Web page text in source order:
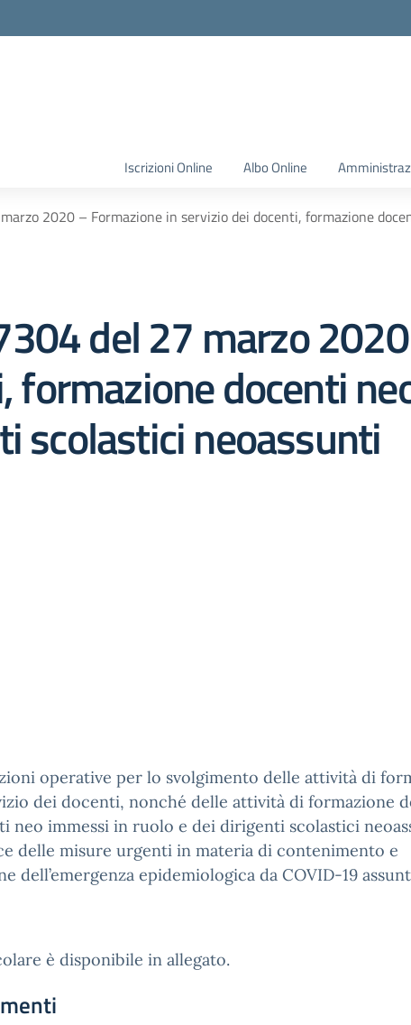
Iscrizioni Online Albo Online
2020 – Formazione in servizio dei docenti, formazione
del 27 marzo
formazione docenti
scolastici neoassunti
operative per lo svolgimento delle attività di
dei docenti, nonché delle attività di formazione
neo immessi in ruolo e dei dirigenti scolastici
delle misure urgenti in materia di contenimento e
dell’emergenza epidemiologica da COVID-19
è disponibile in allegato.